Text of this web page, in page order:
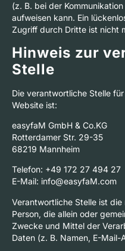
(z. B. bei der
aufweisen kann. Ein
Zugriff durch Dritte ist nicht
Hinweis zur
Stelle
Die verantwortliche Stelle
Website ist:
easyfaM GmbH & Co.KG
Rotterdamer Str. 29-35
68219 Mannheim
Telefon: +49 172 27 494 27
E-Mail: info@easyfaM.com
Verantwortliche Stelle ist
Person, die allein oder
Zwecke und Mittel der
Daten (z. B. Namen, E-